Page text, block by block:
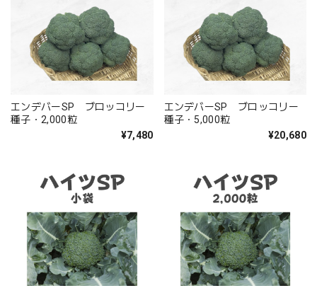
エンデバーSP ブロッコリー
種子・2,000粒
¥7,480
エンデバーSP ブロッコリー
種子・5,000粒
¥20,680